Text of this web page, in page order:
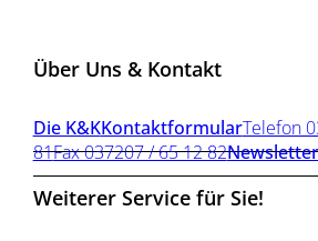
Über Uns & Kontakt
Die K&KKontaktformularTelefon
81Fax 037207 / 65 12 82Newsletter
Weiterer Service für Sie!